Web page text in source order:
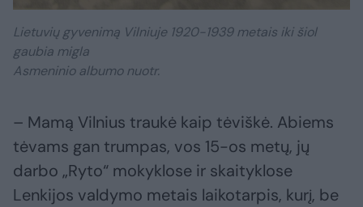
Lietuvių gyvenimą Vilniuje 1920-1939 metais iki šiol
gaubia migla
Asmeninio albumo nuotr.
– Mamą Vilnius traukė kaip tėviškė. Abiems
tėvams gan trumpas, vos 15-os metų, jų
darbo „Ryto“ mokyklose ir skaityklose
Lenkijos valdymo metais laikotarpis, kurį, be